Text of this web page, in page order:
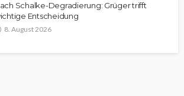
Schalke-Degradierung: Grüger trifft
Entscheidung
8. August 2026